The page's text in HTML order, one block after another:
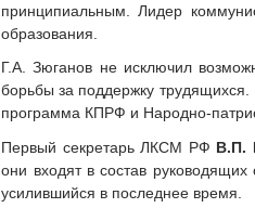
принципиальным. Лидер
образования.
Г.А. Зюганов не исключил
борьбы за поддержку
программа КПРФ и Народно-
Первый секретарь ЛКСМ РФ В.П.
они входят в состав
усилившийся в последнее время.